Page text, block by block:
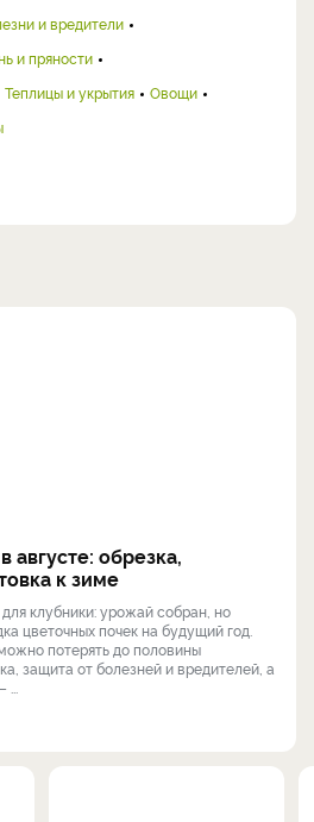
и вредители
и пряности
Теплицы и укрытия
Овощи
августе: обрезка,
к зиме
клубники: урожай собран, но
цветочных почек на будущий год.
потерять до половины
защита от болезней и вредителей, а